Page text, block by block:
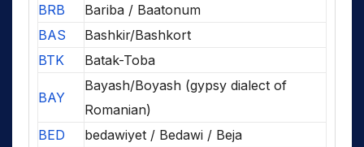
BRB
Bariba / Baatonum
BAS
Bashkir/Bashkort
BTK
Batak-Toba
BAY
Bayash/Boyash (gypsy dialect of
Romanian)
BED
bedawiyet / Bedawi / Beja